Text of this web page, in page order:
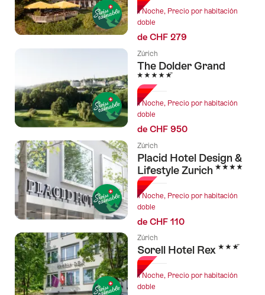
1 Noche, Precio por habitación
doble
de CHF 279
Zúrich
The Dolder Grand
5 Estrellas
1 Noche, Precio por habitación
doble
de CHF 950
Zúrich
Placid Hotel Design &
Lifestyle Zurich 4 Estrellas
1 Noche, Precio por habitación
doble
de CHF 110
Zúrich
Sorell Hotel Rex 3 Estrellas
1 Noche, Precio por habitación
doble